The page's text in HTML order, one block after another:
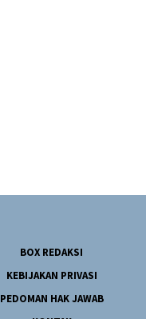
BOX REDAKSI
KEBIJAKAN PRIVASI
PEDOMAN HAK JAWAB